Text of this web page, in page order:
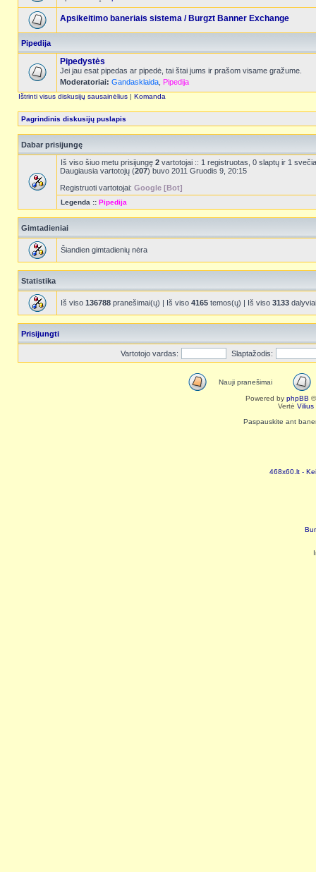
Apsikeitimo baneriais sistema / Burgzt Banner Exchange
Pipedija
Pipedystės
Jei jau esat pipedas ar pipedė, tai štai jums ir prašom visame gražume.
Moderatoriai: Gandasklaida Pipedija
Ištrinti visus diskusijų sausainėlius | Komanda
Pagrindinis diskusijų puslapis
Dabar prisijungę
Iš viso šiuo metu prisijungę 2 vartotojai :: 1 registruotas, 0 slaptų ir 1
Daugiausia vartotojų (207) buvo 2011 Gruodis 9, 20:15
Registruoti vartotojai: Google [Bot]
Legenda :: Pipedija
Gimtadieniai
Šiandien gimtadienių nėra
Statistika
Iš viso 136788 pranešimai(ų) | Iš viso 4165 temos(ų) | Iš viso 3133
Prisijungti
Vartotojo vardas: Slaptažodis:
Nauji pranešimai
Powered by phpBB
Vertė Vilius
Paspauskite ant
468x60.lt -